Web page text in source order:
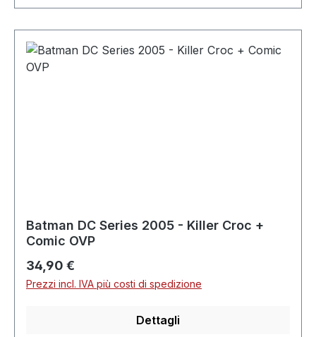
Batman DC Series 2005 - Killer Croc +
Comic OVP
Prezzo normale:
34,90 €
Prezzi incl. IVA più costi di spedizione
Dettagli